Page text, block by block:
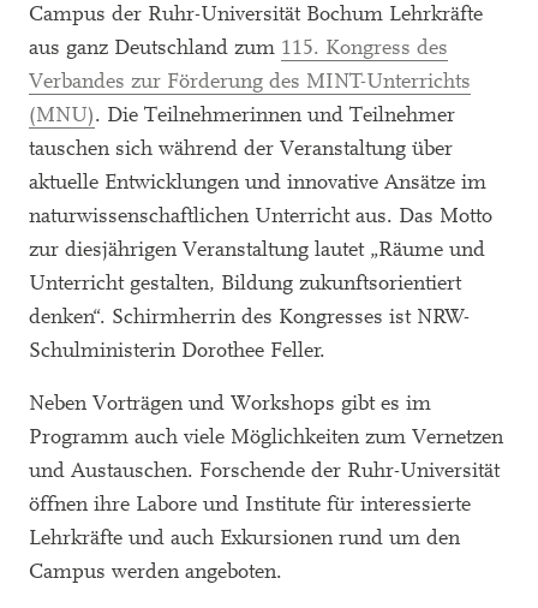
Campus der Ruhr-Universität Bochum Lehrkräfte
aus ganz Deutschland zum 115. Kongress des
Verbandes zur Förderung des MINT-Unterrichts
(MNU). Die Teilnehmerinnen und Teilnehmer
tauschen sich während der Veranstaltung über
aktuelle Entwicklungen und innovative Ansätze im
naturwissenschaftlichen Unterricht aus. Das Motto
zur diesjährigen Veranstaltung lautet „Räume und
Unterricht gestalten, Bildung zukunftsorientiert
denken“. Schirmherrin des Kongresses ist NRW-
Schulministerin Dorothee Feller.
Neben Vorträgen und Workshops gibt es im
Programm auch viele Möglichkeiten zum Vernetzen
und Austauschen. Forschende der Ruhr-Universität
öffnen ihre Labore und Institute für interessierte
Lehrkräfte und auch Exkursionen rund um den
Campus werden angeboten.